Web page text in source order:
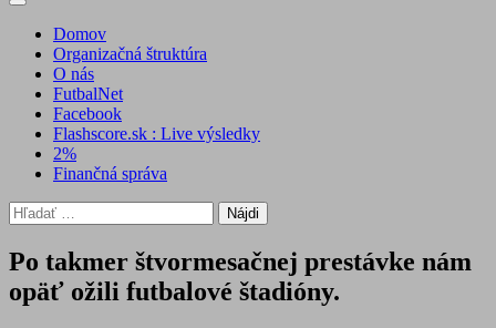
Primary
Domov
Organizačná štruktúra
O nás
FutbalNet
Facebook
Flashscore.sk : Live výsledky
2%
Finančná správa
Hľadať:
Po takmer štvormesačnej prestávke nám
opäť ožili futbalové štadióny.